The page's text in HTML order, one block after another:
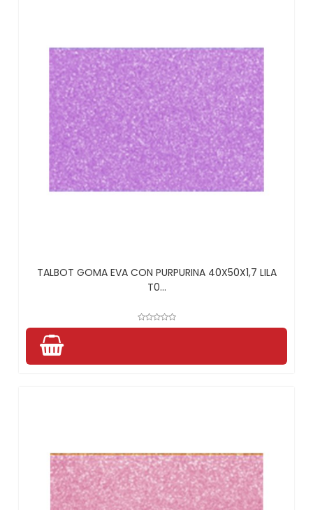
TALBOT GOMA EVA CON PURPURINA 40X50X1,7 LILA
T0...